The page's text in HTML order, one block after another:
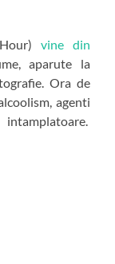
vine din
aparute la
Ora de
agenti